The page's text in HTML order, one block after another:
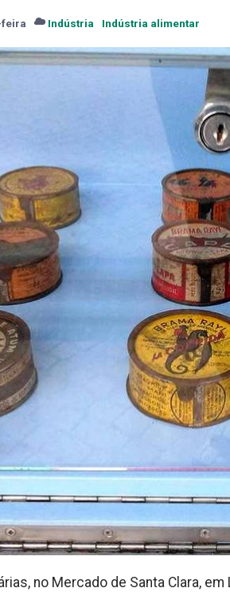
feira Indústria Indústria alimentar
no Mercado de Santa Clara,